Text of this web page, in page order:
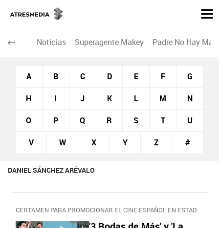
Noticias Superagente Makey Padre No Hay
A B C D E F G
H I J K L M N
O P Q R S T U
V W X Y Z #
DANIEL SÁNCHEZ ARÉVALO
CERTAMEN PARA PROMOCIONAR EL CINE ESPAÑOL EN ESTADOS UNIDOS I DEL 20 AL 23 DE NOVIEMBRE